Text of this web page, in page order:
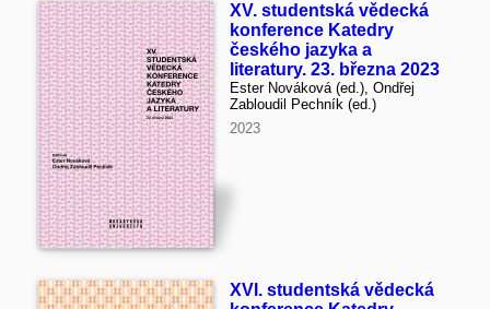
XV. studentská vědecká
konference Katedry
českého jazyka a
literatury. 23. března 2023
Ester Nováková (ed.), Ondřej
Zabloudil Pechník (ed.)
2023
XVI. studentská vědecká